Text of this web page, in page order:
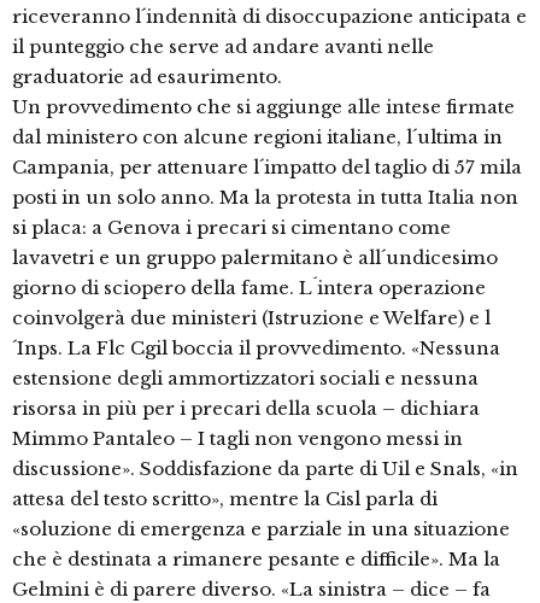
riceveranno l´indennità di disoccupazione anticipata e
il punteggio che serve ad andare avanti nelle
graduatorie ad esaurimento.
Un provvedimento che si aggiunge alle intese firmate
dal ministero con alcune regioni italiane, l´ultima in
Campania, per attenuare l´impatto del taglio di 57 mila
posti in un solo anno. Ma la protesta in tutta Italia non
si placa: a Genova i precari si cimentano come
lavavetri e un gruppo palermitano è all´undicesimo
giorno di sciopero della fame. L´intera operazione
coinvolgerà due ministeri (Istruzione e Welfare) e l
´Inps. La Flc Cgil boccia il provvedimento. «Nessuna
estensione degli ammortizzatori sociali e nessuna
risorsa in più per i precari della scuola – dichiara
Mimmo Pantaleo – I tagli non vengono messi in
discussione». Soddisfazione da parte di Uil e Snals, «in
attesa del testo scritto», mentre la Cisl parla di
«soluzione di emergenza e parziale in una situazione
che è destinata a rimanere pesante e difficile». Ma la
Gelmini è di parere diverso. «La sinistra – dice – fa